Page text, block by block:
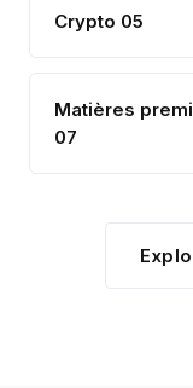
Crypto 05
Matières
07